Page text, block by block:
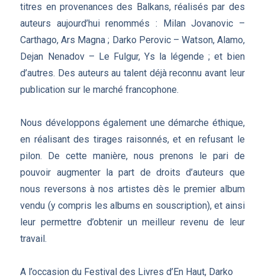
titres en provenances des Balkans, réalisés par des
auteurs aujourd’hui renommés : Milan Jovanovic –
Carthago, Ars Magna ; Darko Perovic – Watson, Alamo,
Dejan Nenadov – Le Fulgur, Ys la légende ; et bien
d’autres. Des auteurs au talent déjà reconnu avant leur
publication sur le marché francophone.
Nous développons également une démarche éthique,
en réalisant des tirages raisonnés, et en refusant le
pilon. De cette manière, nous prenons le pari de
pouvoir augmenter la part de droits d’auteurs que
nous reversons à nos artistes dès le premier album
vendu (y compris les albums en souscription), et ainsi
leur permettre d’obtenir un meilleur revenu de leur
travail.
A l’occasion du Festival des Livres d’En Haut, Darko